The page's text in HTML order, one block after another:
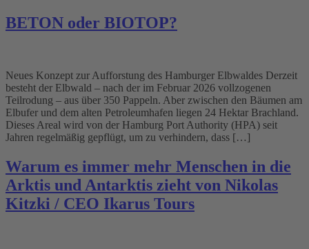
BETON oder BIOTOP?
Neues Konzept zur Aufforstung des Hamburger Elbwaldes Derzeit
besteht der Elbwald – nach der im Februar 2026 vollzogenen
Teilrodung – aus über 350 Pappeln. Aber zwischen den Bäumen am
Elbufer und dem alten Petroleumhafen liegen 24 Hektar Brachland.
Dieses Areal wird von der Hamburg Port Authority (HPA) seit
Jahren regelmäßig gepflügt, um zu verhindern, dass […]
Warum es immer mehr Menschen in die
Arktis und Antarktis zieht von Nikolas
Kitzki / CEO Ikarus Tours